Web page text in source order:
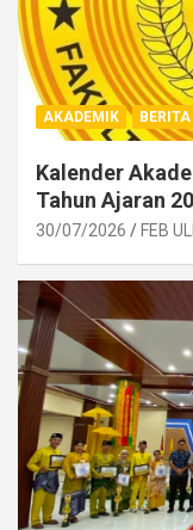
AKADEMIK BERITA
Kalender
Tahun Ajaran
30/07/2026 FEB